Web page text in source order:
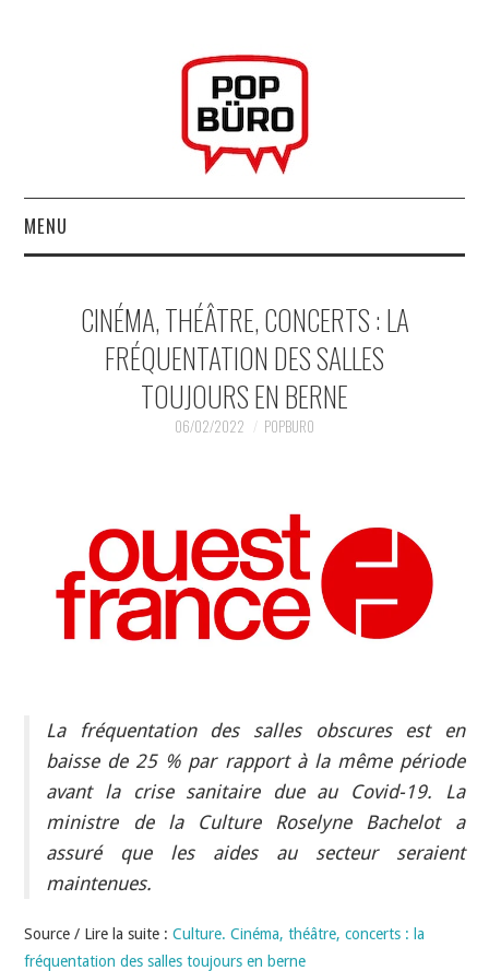
MENU
MUSIQUESACTUELLES.NET
GABBA GABBA HEY !
DOKO
CINÉMA, THÉÂTRE, CONCERTS : LA
FRÉQUENTATION DES SALLES
TOUJOURS EN BERNE
06/02/2022 POPBURO
La fréquentation des salles obscures est en
baisse de 25 % par rapport à la même période
avant la crise sanitaire due au Covid-19. La
ministre de la Culture Roselyne Bachelot a
assuré que les aides au secteur seraient
maintenues.
Source / Lire la suite :Culture. Cinéma, théâtre, concerts : la
fréquentation des salles toujours en berne